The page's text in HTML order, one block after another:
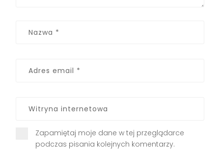
Zapamiętaj moje dane w tej przeglądarce
podczas pisania kolejnych komentarzy.